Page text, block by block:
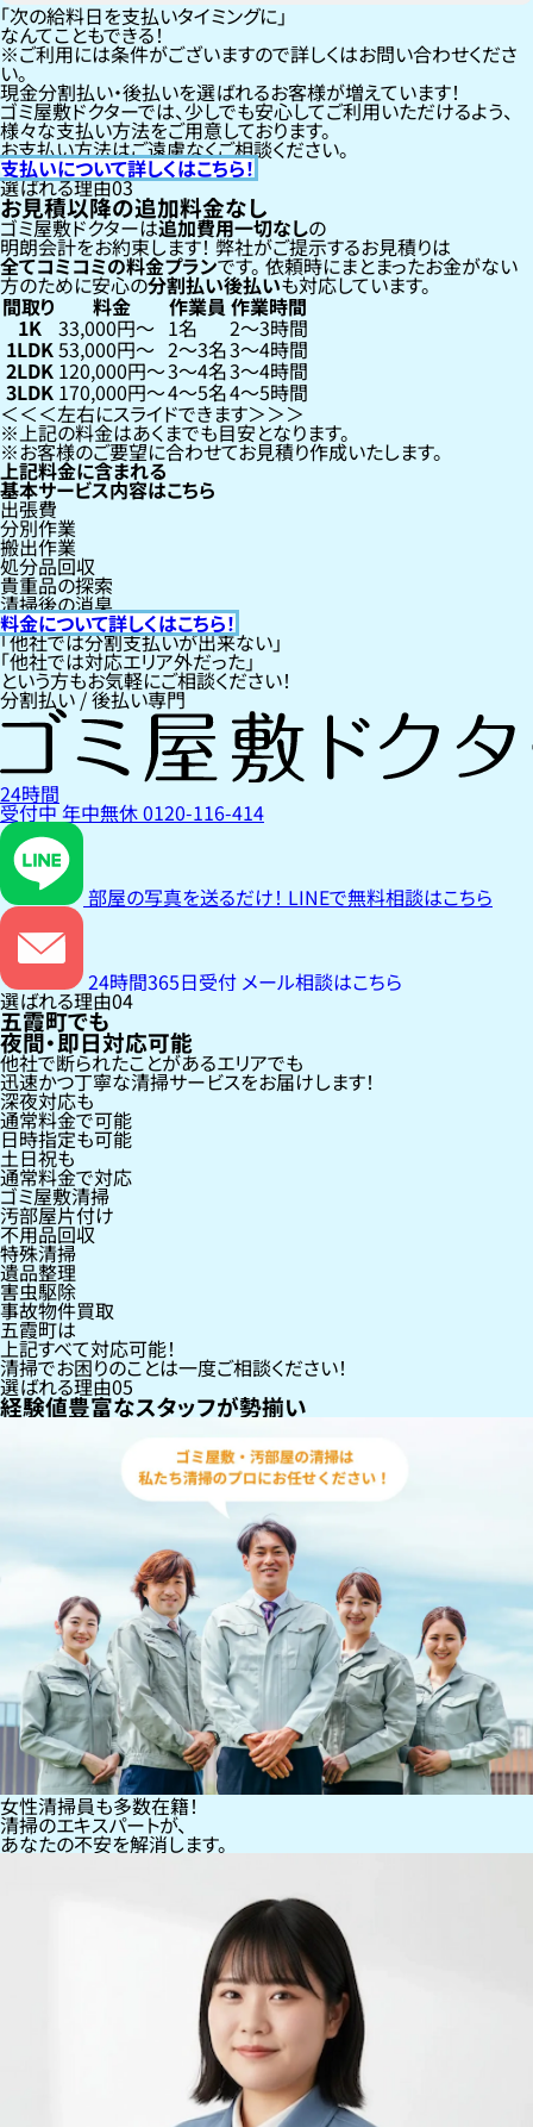
「次の給料日を支払いタイミングに」
なんてこともできる！
ご利用には条件がございますので詳しくはお問い合わせくださ
い。
現金分割払い・後払いを選ばれるお客様が増えています！
ゴミ屋敷ドクターでは、少しでも安心してご利用いただけるよう、
様々な支払い方法をご用意しております。
お支払い方法はご遠慮なくご相談ください。
支払いについて詳しくはこちら！
選ばれる理由03
お見積以降の追加料金なし
ゴミ屋敷ドクターは追加費用一切なしの
明朗会計をお約束します！弊社がご提示するお見積りは
全てコミコミの料金プランです。依頼時にまとまったお金がない
方のために安心の分割払い後払いも対応しています。
間取り 料金 作業員 作業時間
1K 33,000円〜 1名 2〜3時間
1LDK53,000円〜 2〜3名3〜4時間
2LDK 120,000円〜3〜4名3〜4時間
3LDK 170,000円〜4〜5名4〜5時間
左右にスライドできます
上記の料金はあくまでも目安となります。
お客様のご要望に合わせてお見積り作成いたします。
上記料金に含まれる
基本サービス内容はこちら
出張費
分別作業
搬出作業
処分品回収
貴重品の探索
清掃後の消臭
料金について詳しくはこちら！
「他社では分割支払いが出来ない」
「他社では対応エリア外だった」
という方もお気軽にご相談ください！
分割払い / 後払い専門
24時間
受付中年中無休0120-116-414
部屋の写真を送るだけ！ LINEで無料相談はこちら
24時間365日受付 メール相談はこちら
選ばれる理由04
五霞町でも
夜間・即日対応可能
他社で断られたことがあるエリアでも
迅速かつ丁寧な清掃サービスをお届けします！
深夜対応も
通常料金で可能
日時指定も可能
土日祝も
通常料金で対応
ゴミ屋敷清掃
汚部屋片付け
不用品回収
特殊清掃
遺品整理
害虫駆除
事故物件買取
五霞町は
上記すべて対応可能！
清掃でお困りのことは一度ご相談ください！
選ばれる理由05
経験値豊富なスタッフが勢揃い
女性清掃員も多数在籍！
清掃のエキスパートが、
あなたの不安を解消します。